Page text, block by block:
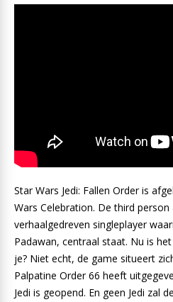
Star Wars Jedi: Fallen Order is
Wars Celebration. De third
verhaalgedreven singleplayer
Padawan, centraal staat. Nu is
je? Niet echt, de game situeert
Palpatine Order 66 heeft
Jedi is geopend. En geen Jedi zal